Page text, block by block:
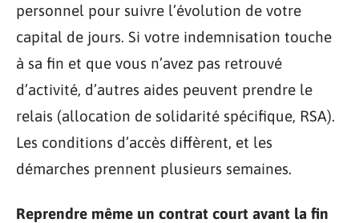
personnel pour suivre l’évolution de votre
capital de jours. Si votre indemnisation touche
à sa fin et que vous n’avez pas retrouvé
d’activité, d’autres aides peuvent prendre le
relais (allocation de solidarité spécifique, RSA).
Les conditions d’accès diffèrent, et les
démarches prennent plusieurs semaines.
Reprendre même un contrat court avant la fin